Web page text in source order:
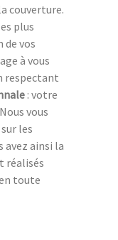
couverture.
plus
vos
à vous
respectant
: votre
vous
les
avez ainsi la
réalisés
toute